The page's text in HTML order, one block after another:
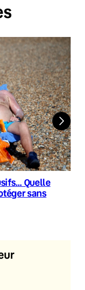
Quelle
sans